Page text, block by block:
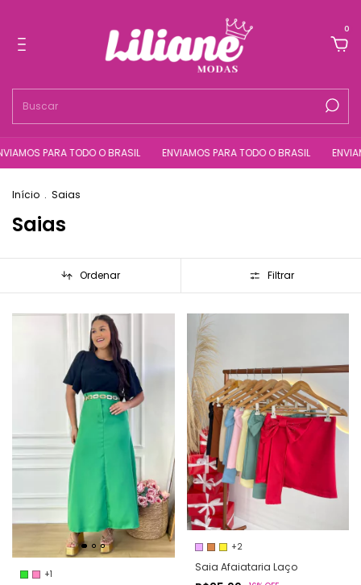
0
TODO O BRASIL ENVIAMOS PARA TODO O BRASIL ENVIAMOS
Início . Saias
Saias
Ordenar Filtrar
+1
+2
Saia Afaiataria Laço